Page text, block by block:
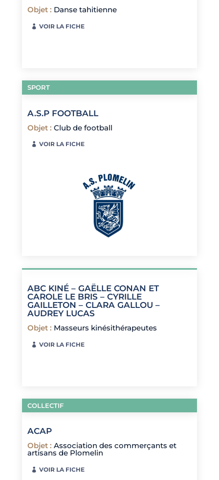
Objet : Danse tahitienne
VOIR LA FICHE
SPORT
A.S.P FOOTBALL
Objet : Club de football
VOIR LA FICHE
ABC KINÉ – GAËLLE CONAN ET
CAROLE LE BRIS – CYRILLE
GAILLETON – CLARA GALLOU –
AUDREY LUCAS
Objet : Masseurs kinésithérapeutes
VOIR LA FICHE
COLLECTIF
ACAP
Objet : Association des commerçants et
artisans de Plomelin
VOIR LA FICHE